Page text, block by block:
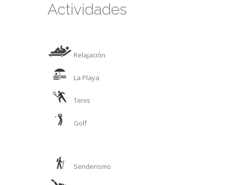
Actividades
Relajación
La Playa
Tenis
Golf
Senderismo